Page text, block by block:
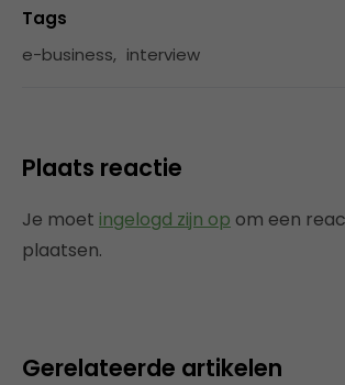
Tags
e-business, interview
Plaats reactie
Je moet ingelogd zijn op om een
plaatsen.
Gerelateerde artikelen